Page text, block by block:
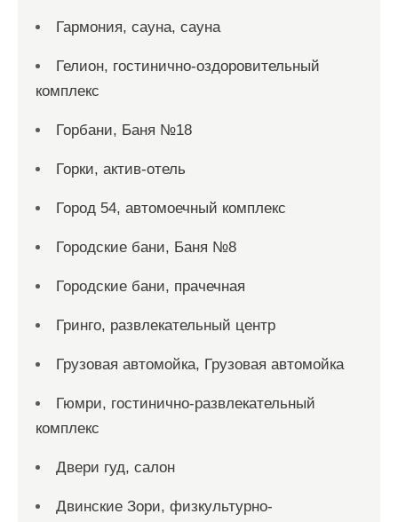
Гармония, сауна, сауна
Гелион, гостинично-оздоровительный
комплекс
Горбани, Баня №18
Горки, актив-отель
Город 54, автомоечный комплекс
Городские бани, Баня №8
Городские бани, прачечная
Гринго, развлекательный центр
Грузовая автомойка, Грузовая автомойка
Гюмри, гостинично-развлекательный
комплекс
Двери гуд, салон
Двинские Зори, физкультурно-